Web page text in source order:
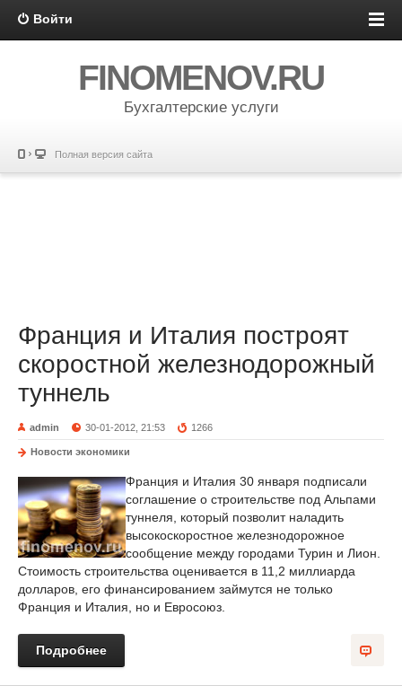
Войти
FINOMENOV.RU
Бухгалтерские услуги
Полная версия сайта
Франция и Италия построят
скоростной железнодорожный
туннель
admin 30-01-2012, 21:53 1266
Новости экономики
Франция и Италия 30 января подписали
соглашение о строительстве под Альпами
туннеля, который позволит наладить
высокоскоростное железнодорожное
сообщение между городами Турин и Лион.
Стоимость строительства оценивается в 11,2 миллиарда
долларов, его финансированием займутся не только
Франция и Италия, но и Евросоюз.
Подробнее